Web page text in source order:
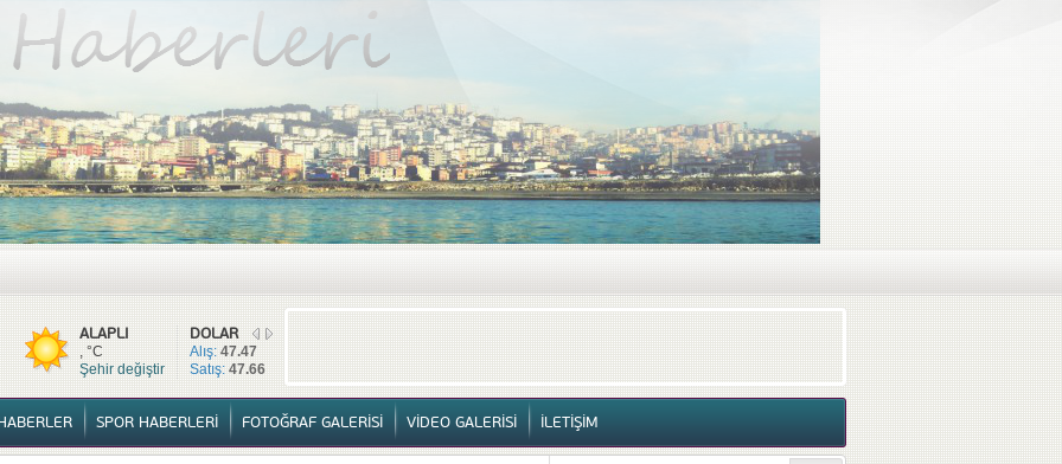
TÜM HABERLER YURTTAN HABERLER SPOR HABERLERİ FOTOĞRAF GALERİSİ VİDEO GALERİSİ İLETİŞİM
DOLAR
Alış:47.47
Satış:47.66
ALAPLI
, °C
Şehir değiştir
SPOR HABERLERİ FOTOĞRAF GALERİSİ VİDEO GALERİSİ İLETİŞİM